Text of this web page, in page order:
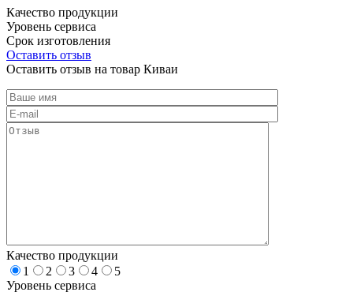
Качество продукции
Уровень сервиса
Срок изготовления
Оставить отзыв
Оставить отзыв на товар Киваи
Качество продукции
1
2 3 4
5
Уровень сервиса